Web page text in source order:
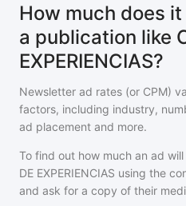
How much does
a publication like
EXPERIENCIAS?
Newsletter ad rates (or CPM)
factors, including industry,
ad placement and more.
To find out how much an ad
DE EXPERIENCIAS using the
and ask for a copy of their